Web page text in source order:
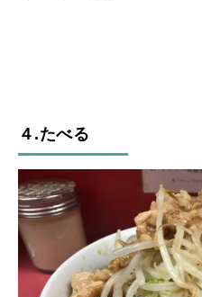
４.たべる